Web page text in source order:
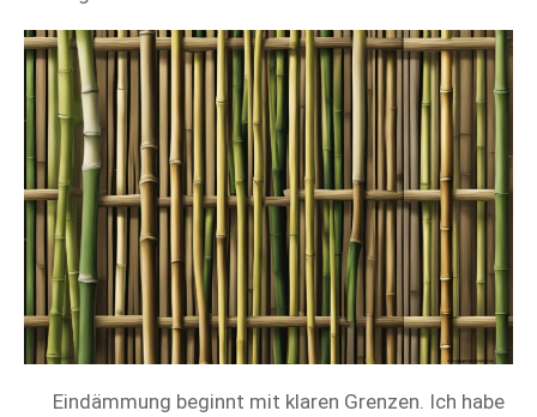
Eindämmung beginnt mit klaren Grenzen. Ich habe